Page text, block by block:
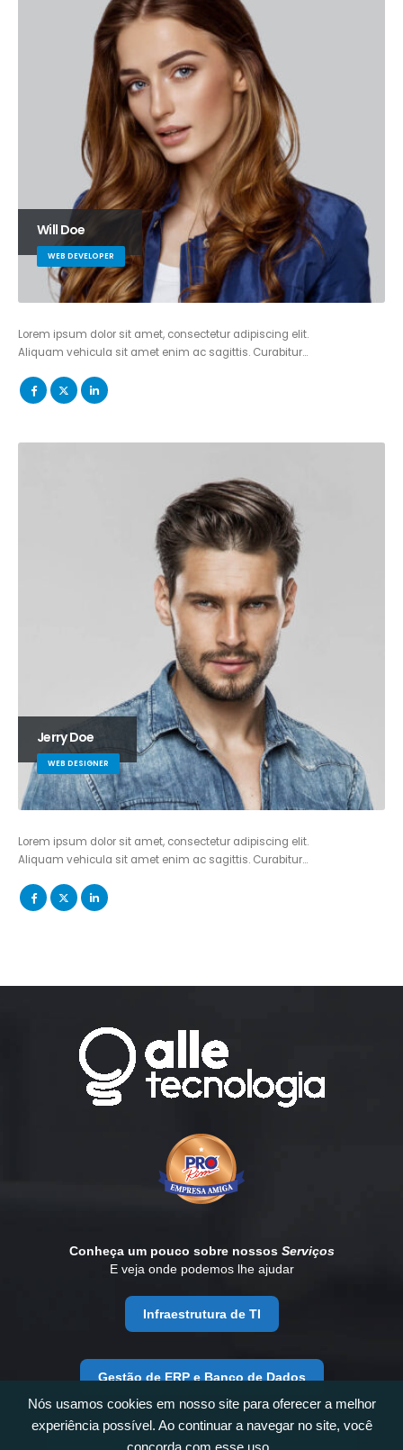
Nós usamos cookies em nosso site para oferecer a melhor
experiência possível. Ao continuar a navegar no site, você
Will Doe
WEB DEVELOPER
Lorem ipsum dolor sit amet, consectetur adipiscing elit.
Aliquam vehicula sit amet enim ac sagittis. Curabitur…
Jerry Doe
WEB DESIGNER
Lorem ipsum dolor sit amet, consectetur adipiscing elit.
Aliquam vehicula sit amet enim ac sagittis. Curabitur…
Conheça um pouco sobre nossos Serviços
E veja onde podemos lhe ajudar
Infraestrutura de TI
Gestão de ERP e Banco de Dados